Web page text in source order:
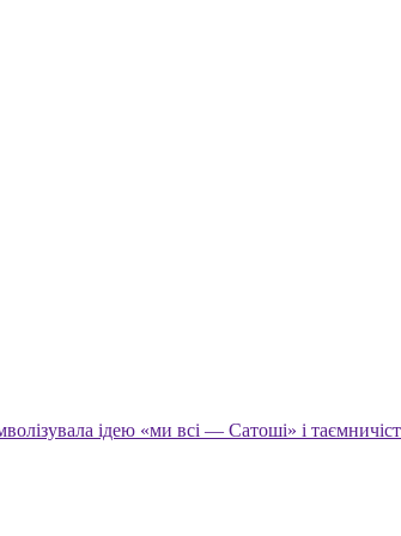
ідею «ми всі — Сатоші» і